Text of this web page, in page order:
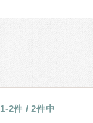
1-2件 / 2件中